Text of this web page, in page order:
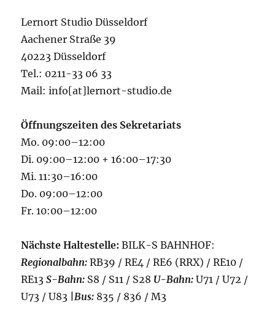
Lernort Studio Düsseldorf
Aachener Straße 39
40223 Düsseldorf
Tel.: 0211-33 06 33
Mail: info[at]lernort-studio.de
Öffnungszeiten des Sekretariats
Mo. 09:00–12:00
Di. 09:00–12:00 + 16:00–17:30
Mi. 11:30–16:00
Do. 09:00–12:00
Fr. 10:00–12:00
Nächste Haltestelle: BILK-S BAHNHOF:
Regionalbahn: RB39 / RE4 / RE6 (RRX) / RE10 /
RE13S-Bahn: S8 / S11 / S28 U-Bahn: U71 / U72 /
U73 / U83 Bus: 835 / 836 / M3